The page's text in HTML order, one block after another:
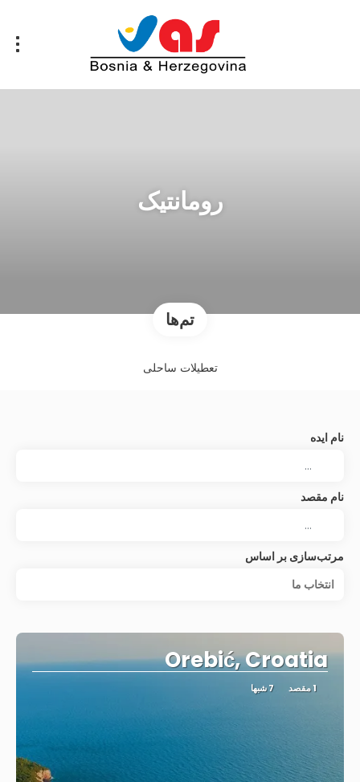
رومانتیک
تم‌ها
تعطیلات ساحلی
نام ایده
نام مقصد
مرتب‌سازی بر اساس
انتخاب‌ ما
Orebić, Croatia
1 مقصد 7 شبها